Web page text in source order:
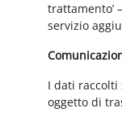
trattamento’
servizio
I dati raccolti
oggetto di